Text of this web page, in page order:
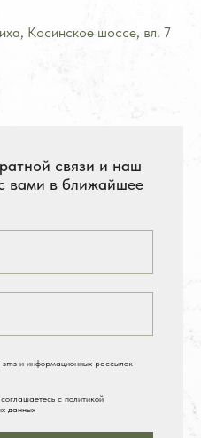
Косинское шоссе, вл. 7
связи и наш
вами в ближайшее
и информационных рассылок
с политикой
данных
РФ (решение
осуждает
по выбору